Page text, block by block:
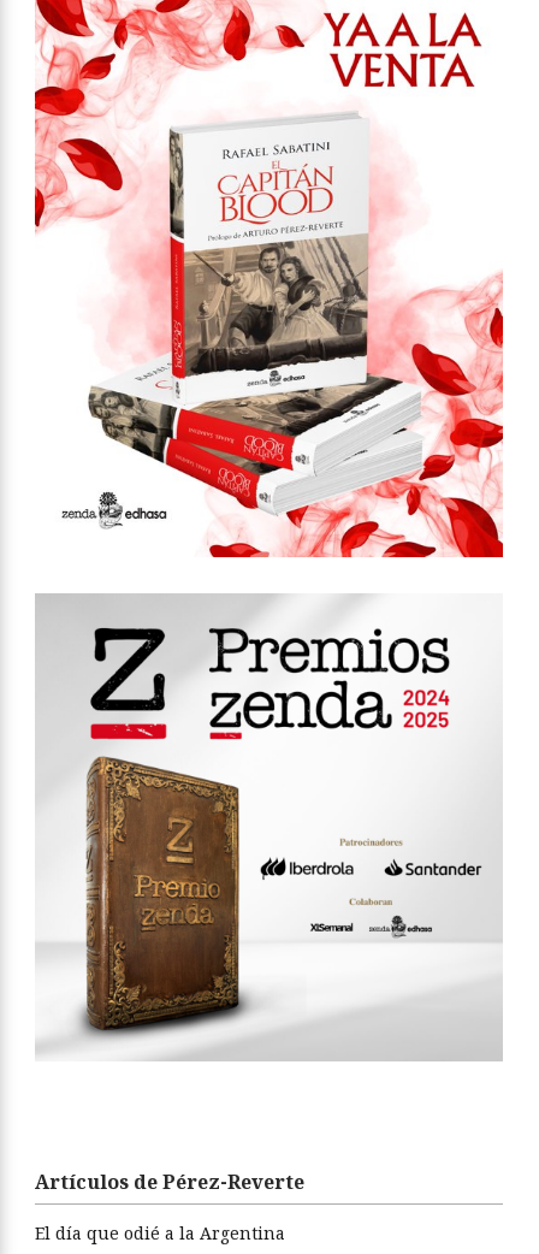
Artículos de Pérez-Reverte
El día que odié a la Argentina